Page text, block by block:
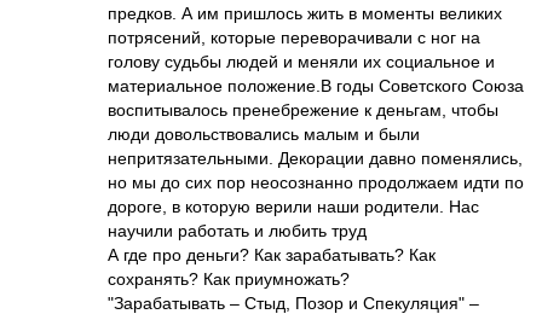
предков. А им пришлось жить в моменты великих
потрясений, которые переворачивали с ног на
голову судьбы людей и меняли их социальное и
материальное положение.В годы Советского Союза
воспитывалось пренебрежение к деньгам, чтобы
люди довольствовались малым и были
непритязательными. Декорации давно поменялись,
но мы до сих пор неосознанно продолжаем идти по
дороге, в которую верили наши родители. Нас
научили работать и любить труд
А где про деньги? Как зарабатывать? Как
сохранять? Как приумножать?
"Зарабатывать – Стыд, Позор и Спекуляция" –